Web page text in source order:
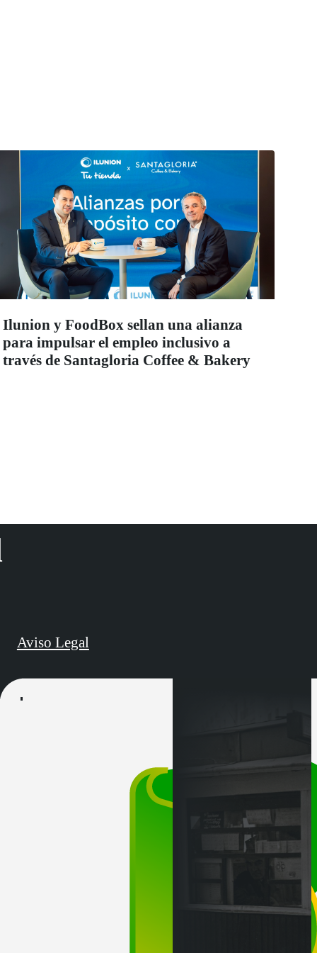
Ilunion y FoodBox sellan una alianza
para impulsar el empleo inclusivo a
través de Santagloria Coffee & Bakery
Aviso Legal